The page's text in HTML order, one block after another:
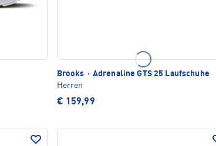
Brooks · Adrenaline GTS 25 Laufschuhe
Herren
€ 159,99